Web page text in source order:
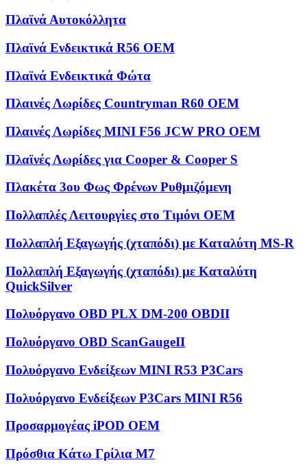
Πλαϊνά Αυτοκόλλητα
Πλαϊνά Ενδεικτικά R56 OEM
Πλαϊνά Ενδεικτικά Φώτα
Πλαινές Λωρίδες Countryman R60 OEM
Πλαινές Λωρίδες MINI F56 JCW PRO OEM
Πλαϊνές Λωρίδες για Cooper & Cooper S
Πλακέτα 3ου Φως Φρένων Ρυθμιζόμενη
Πολλαπλές Λειτουργίες στο Τιμόνι OEM
Πολλαπλή Εξαγωγής (χταπόδι) με Καταλύτη MS-R
Πολλαπλή Εξαγωγής (χταπόδι) με Καταλύτη
QuickSilver
Πολυόργανο OBD PLX DM-200 OBDII
Πολυόργανο OBD ScanGaugeII
Πολυόργανο Ενδείξεων MINI R53 P3Cars
Πολυόργανο Ενδείξεων P3Cars MINI R56
Προσαρμογέας iPOD OEM
Πρόσθια Κάτω Γρίλια M7